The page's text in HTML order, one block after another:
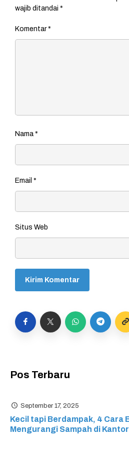
wajib ditandai *
Komentar*
Nama *
Email *
Situs Web
Pos Terbaru
September 17, 2025
Kecil tapi Berdampak, 4 Cara Efektif
Mengurangi Sampah di Kantor